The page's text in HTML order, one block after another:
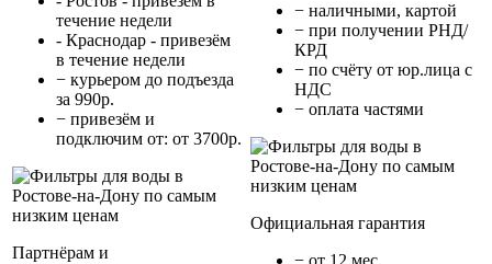
течение недели
- Краснодар - привезём
в течение недели
− курьером до подъезда
за 990р.
− привезём и
подключим от: от 3700р.
Партнёрам и
− наличными, картой
− при получении РНД/
КРД
− по счёту от юр.лица с
НДС
− оплата частями
Официальная гарантия